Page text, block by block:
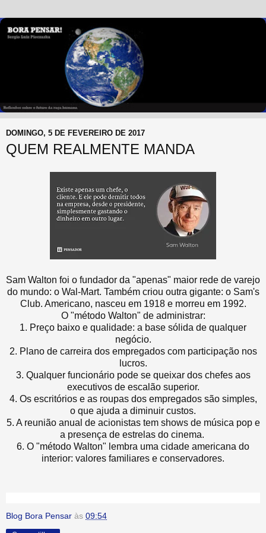
DOMINGO, 5 DE FEVEREIRO DE 2017
QUEM REALMENTE MANDA
Sam Walton foi o fundador da "apenas" maior rede de varejo
do mundo: o Wal-Mart. Também criou outra gigante: o Sam's
Club. Americano, nasceu em 1918 e morreu em 1992.
O "método Walton" de administrar:
1. Preço baixo e qualidade: a base sólida de qualquer
negócio.
2. Plano de carreira dos empregados com participação nos
lucros.
3. Qualquer funcionário pode se queixar dos chefes aos
executivos de escalão superior.
4. Os escritórios e as roupas dos empregados são simples,
o que ajuda a diminuir custos.
5. A reunião anual de acionistas tem shows de música pop e
a presença de estrelas do cinema.
6. O "método Walton" lembra uma cidade americana do
interior: valores familiares e conservadores.
Blog Bora Pensar às 09:54